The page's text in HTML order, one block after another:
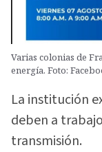
Varias colonias de
energía. Foto:
La institución
deben a
transmisión.